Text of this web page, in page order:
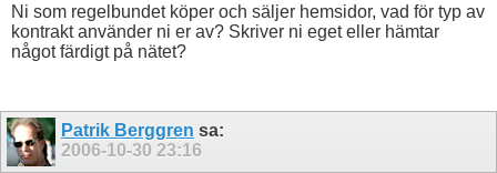
Ni som regelbundet köper och säljer hemsidor, vad för typ av
kontrakt använder ni er av? Skriver ni eget eller hämtar
något färdigt på nätet?
Patrik Berggren sa:
2006-10-30 23:16